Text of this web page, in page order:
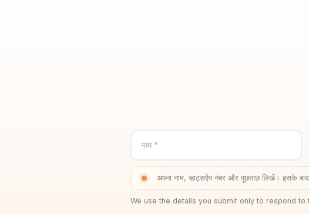
नाम *
अपना नाम, व्हाट्सऐप नंबर और पूछताछ लिखें। इसके
We use the details you submit only to respond